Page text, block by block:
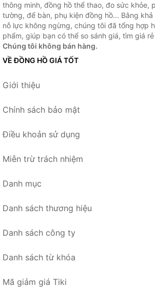
thông minh, đồng hồ thể thao, đo sức khỏe,
tường, để bàn, phụ kiện đồng hồ... Bằng
nỗ lực không ngừng, chúng tôi đã tổng hợp
phẩm, giúp bạn có thể so sánh giá, tìm giá
Chúng tôi không bán hàng.
VỀ ĐỒNG HỒ GIÁ TỐT
Giới thiệu
Chính sách bảo mật
Điều khoản sử dụng
Miễn trừ trách nhiệm
Danh mục
Danh sách thương hiệu
Danh sách công ty
Danh sách từ khóa
Mã giảm giá Tiki